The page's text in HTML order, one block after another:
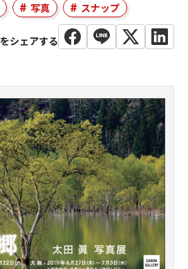
写真 スナップ